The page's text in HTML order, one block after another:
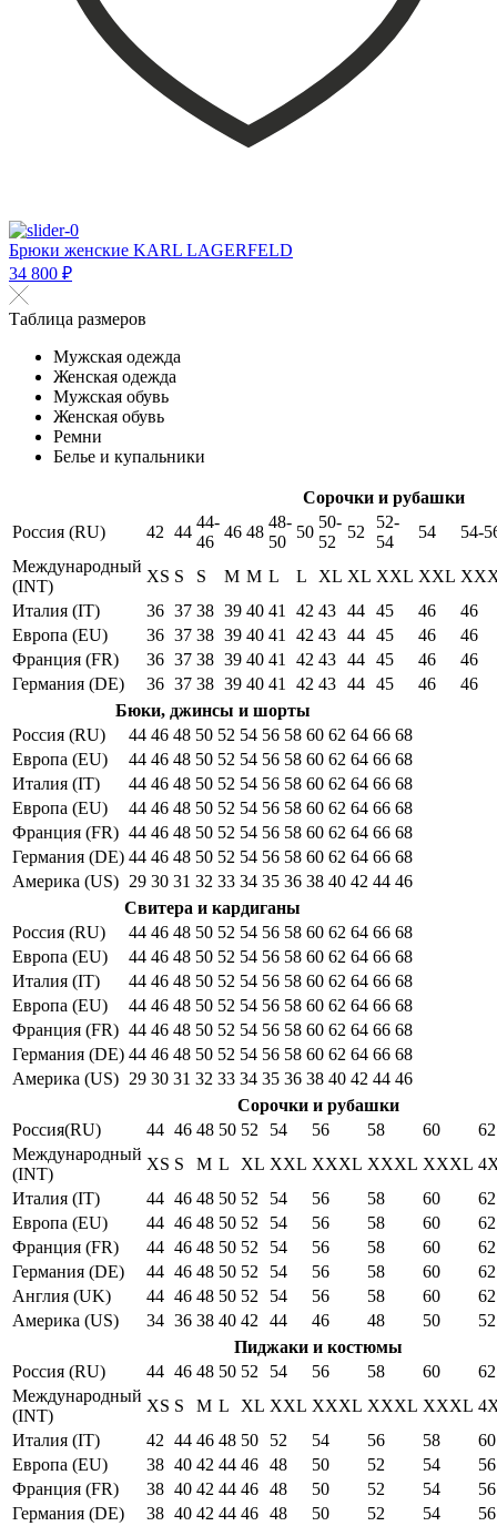
Брюки женские KARL LAGERFELD
34 800 ₽
Таблица размеров
Мужская одежда
Женская одежда
Мужская обувь
Женская обувь
Ремни
Белье и купальники
Сорочки и рубашки
Россия (RU)
42 44
44-
46
46 48
48-
50
50
50-
52
52
52-
54
54
54-
Международный
(INT)
XS S S M M L L XL XL XXL XXL
Италия (IT)
36 37 38 39 40 41 42 43 44 45 46
46
Европа (EU)
36 37 38 39 40 41 42 43 44 45 46
46
Франция (FR)
36 37 38 39 40 41 42 43 44 45 46
46
Германия (DE)
36 37 38 39 40 41 42 43 44 45 46
46
Бюки, джинсы и шорты
Россия (RU)
44 46 48 50 52 54 56 58 60 62 64 66 68
Европа (EU)
44 46 48 50 52 54 56 58 60 62 64 66 68
Италия (IT)
44 46 48 50 52 54 56 58 60 62 64 66 68
Европа (EU)
44 46 48 50 52 54 56 58 60 62 64 66 68
Франция (FR) 44 46 48 50 52 54 56 58 60 62 64 66 68
Германия (DE) 44 46 48 50 52 54 56 58 60 62 64 66 68
Америка (US) 29 30 31 32 33 34 35 36 38 40 42 44 46
Свитера и кардиганы
Россия (RU)
44 46 48 50 52 54 56 58 60 62 64 66 68
Европа (EU)
44 46 48 50 52 54 56 58 60 62 64 66 68
Италия (IT)
44 46 48 50 52 54 56 58 60 62 64 66 68
Европа (EU)
44 46 48 50 52 54 56 58 60 62 64 66 68
Франция (FR) 44 46 48 50 52 54 56 58 60 62 64 66 68
Германия (DE) 44 46 48 50 52 54 56 58 60 62 64 66 68
Америка (US) 29 30 31 32 33 34 35 36 38 40 42 44 46
Сорочки и рубашки
Россия(RU)
44 46 48 50 52 54 56 58 60
62
Международный
(INT)
XS S M L XL XXL XXXL XXXL XXXL
Италия (IT)
44 46 48 50 52 54 56 58 60
62
Европа (EU)
44 46 48 50 52 54 56 58 60
62
Франция (FR)
44 46 48 50 52 54 56 58 60
62
Германия (DE)
44 46 48 50 52 54 56 58 60
62
Англия (UK)
44 46 48 50 52 54 56 58 60
62
Америка (US)
34 36 38 40 42 44 46 48 50
52
Пиджаки и костюмы
Россия (RU)
44 46 48 50 52 54 56 58 60
62
Международный
(INT)
XS S M L XL XXL XXXL XXXL XXXL
Италия (IT)
42 44 46 48 50 52 54 56 58
60
Европа (EU)
38 40 42 44 46 48 50 52 54
56
Франция (FR)
38 40 42 44 46 48 50 52 54
56
Германия (DE)
38 40 42 44 46 48 50 52 54
56